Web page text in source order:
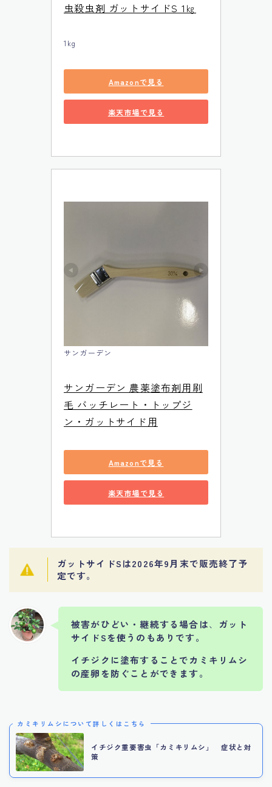
虫殺虫剤 ガットサイドS 1㎏
1kg
Amazonで見る
楽天市場で見る
サンガーデン
サンガーデン 農薬塗布剤用刷
毛 バッチレート・トップジ
ン・ガットサイド用
Amazonで見る
楽天市場で見る
ガットサイドSは2026年9月末で販売終了予
定です。
被害がひどい・継続する場合は、 ガット
サイドSを使うのもありです。
イチジクに塗布することでカミキリムシ
の産卵を防ぐことができます。
カミキリムシについて詳しくはこちら
イチジク重要害虫「カミキリムシ」 症状と対
策